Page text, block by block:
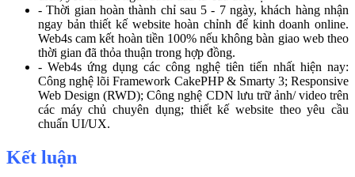
- Thời gian hoàn thành chỉ sau 5 - 7 ngày, khách hàng nhận
ngay bản thiết kế website hoàn chỉnh để kinh doanh online.
Web4s cam kết hoàn tiền 100% nếu không bàn giao web theo
thời gian đã thỏa thuận trong hợp đồng.
- Web4s ứng dụng các công nghệ tiên tiến nhất hiện nay:
Công nghệ lõi Framework CakePHP & Smarty 3; Responsive
Web Design (RWD); Công nghệ CDN lưu trữ ảnh/ video trên
các máy chủ chuyên dụng; thiết kế website theo yêu cầu
chuẩn UI/UX.
Kết luận